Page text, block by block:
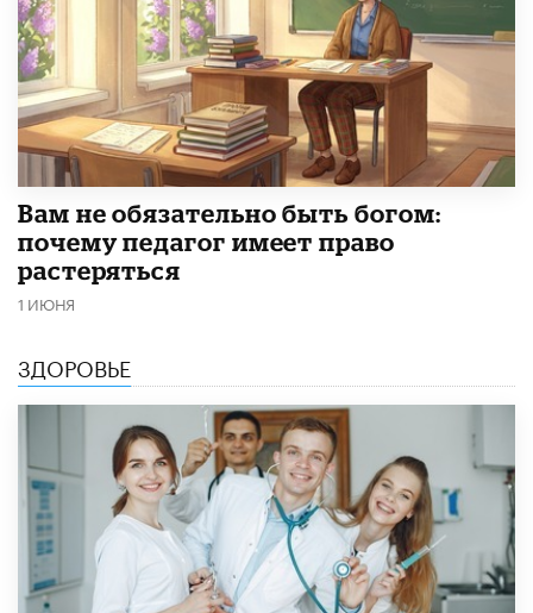
​Вам не обязательно быть богом:
почему педагог имеет право
растеряться
1 ИЮНЯ
ЗДОРОВЬЕ